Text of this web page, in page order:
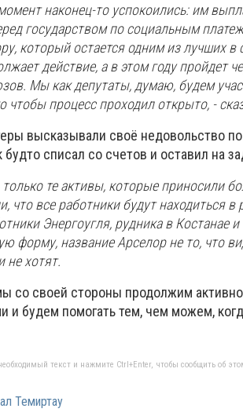
наконец-то успокоились: им
государством по социальным
который остается одним из лучших
действие, а в этом году пройдет
Мы как депутаты, думаю, будем
чтобы процесс проходил открыто, -
высказывали своё недовольство
списал со счетов и оставил на
те активы, которые приносили
что все работники будут находиться
Энергоугля, рудника в Костанае
форму, название Арселор не то, что
не хотят.
со своей стороны продолжим активно
и будем помогать тем, чем можем,
текст и нажмите Ctrl+Enter, чтобы сообщить об
Темиртау